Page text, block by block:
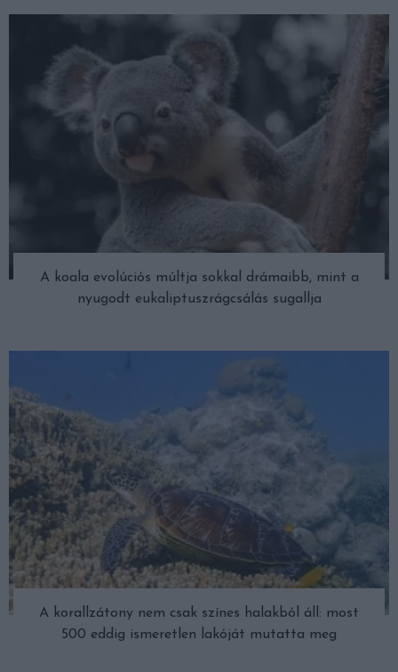
A koala evolúciós múltja sokkal drámaibb, mint a
nyugodt eukaliptuszrágcsálás sugallja
A korallzátony nem csak színes halakból áll: most
500 eddig ismeretlen lakóját mutatta meg